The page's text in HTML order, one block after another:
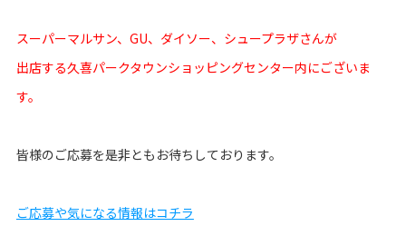
スーパーマルサン、GU、ダイソー、シュープラザさんが
出店する久喜パークタウンショッピングセンター内にございま
す。
皆様のご応募を是非ともお待ちしております。
ご応募や気になる情報はコチラ